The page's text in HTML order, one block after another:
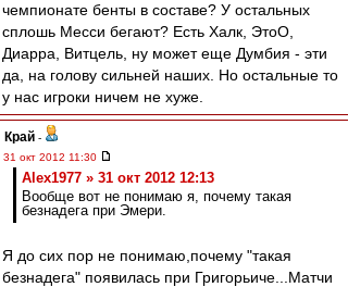
чемпионате бенты в составе? У остальных
сплошь Месси бегают? Есть Халк, ЭтоО,
Диарра, Витцель, ну может еще Думбия - эти
да, на голову сильней наших. Но остальные то
у нас игроки ничем не хуже.
Край -
31 окт 2012 11:30
Alex1977 » 31 окт 2012 12:13
Вообще вот не понимаю я, почему такая
безнадега при Эмери.
Я до сих пор не понимаю,почему "такая
безнадега" появилась при Григорьиче...Матчи